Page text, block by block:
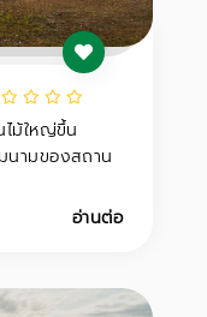
ไม้ใหญ่ขึ้น
ามของสถาน
อ่านต่อ